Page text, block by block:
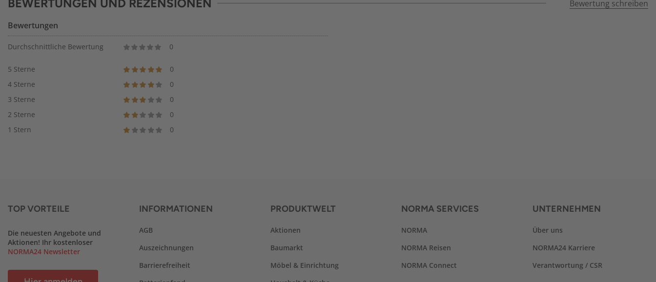
BEWERTUNGEN UND REZENSIONEN Bewertung schreiben
Bewertungen
Durchschnittliche Bewertung 0
5 Sterne
0
4 Sterne
0
3 Sterne
0
2 Sterne
0
1 Stern
0
TOP VORTEILE
Die neuesten Angebote und
Aktionen! Ihr kostenloser
NORMA24 Newsletter
INFORMATIONEN
AGB
Auszeichnungen
Barrierefreiheit
PRODUKTWELT
Aktionen
Baumarkt
Möbel & Einrichtung
NORMA SERVICES
NORMA
NORMA Reisen
NORMA Connect
UNTERNEHMEN
Über uns
NORMA24 Karriere
Verantwortung / CSR